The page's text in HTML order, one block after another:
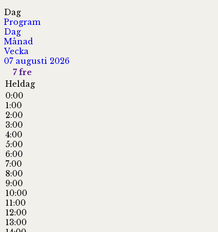
Dag
Program
Dag
Månad
Vecka
07 augusti 2026
7 fre
Heldag
0:00
1:00
2:00
3:00
4:00
5:00
6:00
7:00
8:00
9:00
10:00
11:00
12:00
13:00